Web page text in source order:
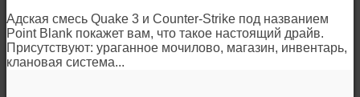
Адская смесь Quake 3 и Counter-Strike под названием
Point Blank покажет вам, что такое настоящий драйв.
Присутствуют: ураганное мочилово, магазин, инвентарь,
клановая система...